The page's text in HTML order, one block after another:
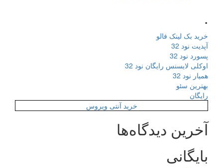
.
خرید بک لینک فالو
آپدیت نود 32
پسورد نود 32
اوکلی لایسنس رایگان نود 32
همیار نود 32
بهترین سئو
رایگان
خرید آنتی ویروس
آخرین دیدگاه‌ها
بایگانی